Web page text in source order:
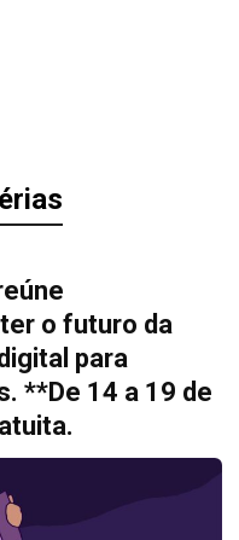
o futuro da
para
**De 14 a 19 de